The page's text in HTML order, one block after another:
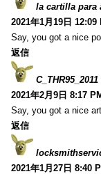
la cartilla para
2021年1月19日 12:09
Say, you got a nice
返信
2021年2月9日 8:17
Say, you got a nice
返信
2021年1月27日 8:40